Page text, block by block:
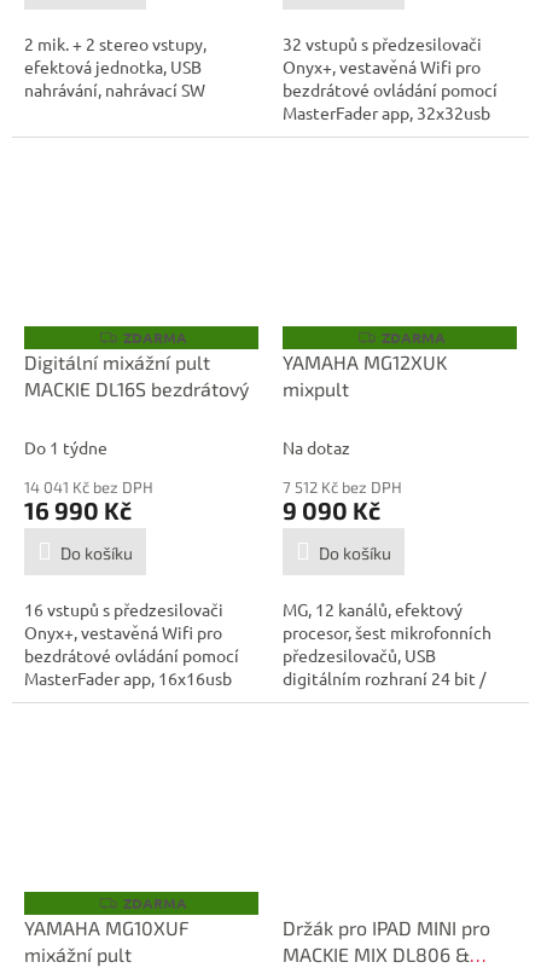
2 mik. + 2 stereo vstupy,
efektová jednotka, USB
nahrávání, nahrávací SW
32 vstupů s předzesilovači
Onyx+, vestavěná Wifi pro
bezdrátové ovládání pomocí
MasterFader app, 32x32usb
recording,...
Z
D
A
R
ZDARMA
Digitální mixážní pult
MACKIE DL16S bezdrátový
Do 1 týdne
14 041 Kč bez DPH
16 990 Kč
Do košíku
16 vstupů s předzesilovači
Onyx+, vestavěná Wifi pro
bezdrátové ovládání pomocí
MasterFader app, 16x16usb
recording,...
Z
D
A
ZDARMA
YAMAHA MG12XUK
mixpult
Na dotaz
7 512 Kč bez DPH
9 090 Kč
Do košíku
MG, 12 kanálů, efektový
procesor, šest mikrofonních
předzesilovačů, USB
digitálním rozhraní 24 bit /
192 kHz,...
Z
D
A
R
ZDARMA
YAMAHA MG10XUF
mixážní pult
Držák pro IPAD MINI pro
MACKIE MIX DL806 &